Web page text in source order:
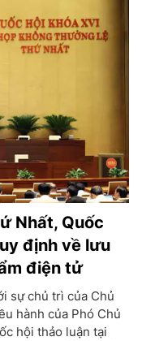
Nhất, Quốc
định về lưu
điện tử
sự chủ trì của Chủ
hành của Phó Chủ
hội thảo luận tại